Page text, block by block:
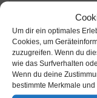
Um dir ein optimales
Cookies, um
zuzugreifen. Wenn du
wie das Surfverhalten
Wenn du deine
bestimmte Merkmale
12,79€13,49€
Trixie 32012 Dog
Activity Poker
31 × 31 cm ,blau